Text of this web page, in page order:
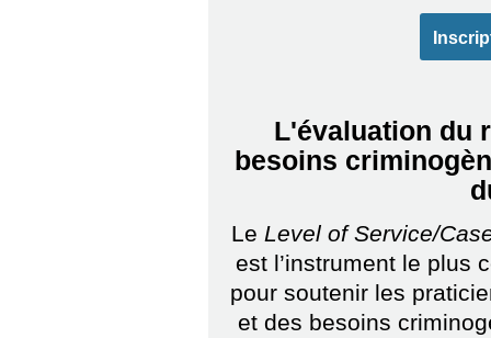
L'évaluation du
besoins
Le Level of Service/
est l’instrument le plus
pour soutenir les
et des besoins